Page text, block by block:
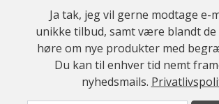
Ja tak, jeg vil gerne modtage e-
unikke tilbud, samt være blandt
høre om nye produkter med
Du kan til enhver tid nemt
nyhedsmails.